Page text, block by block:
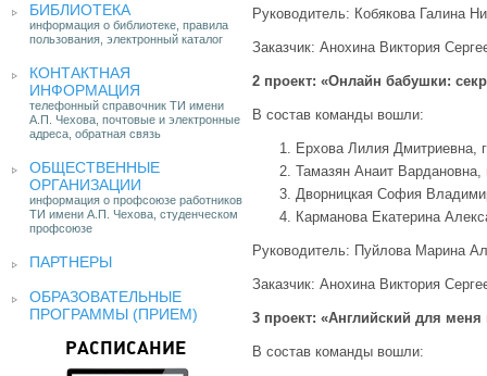
БИБЛИОТЕКА
информация о библиотеке, правила
пользования, электронный каталог
КОНТАКТНАЯ
ИНФОРМАЦИЯ
телефонный справочник ТИ имени
А.П. Чехова, почтовые и электронные
адреса, обратная связь
ОБЩЕСТВЕННЫЕ
ОРГАНИЗАЦИИ
информация о профсоюзе работников
ТИ имени А.П. Чехова, студенческом
профсоюзе
ПАРТНЕРЫ
ОБРАЗОВАТЕЛЬНЫЕ
ПРОГРАММЫ (ПРИЕМ)
РАСПИСАНИЕ
Руководитель: Кобякова Галина
Заказчик: Анохина Виктория
2 проект: «Онлайн бабушки:
В состав команды вошли:
Ерхова Лилия Дмитриевна,
Тамазян Анаит
Дворницкая София
Карманова Екатерина
Руководитель: Пуйлова Марина
Заказчик: Анохина Виктория
3 проект: «Английский для
В состав команды вошли: